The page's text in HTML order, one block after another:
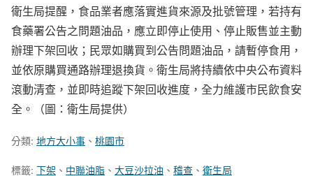
衛生局提醒，食品業者應落實進貨來源及批號管理，若持有
食藥署公告之問題油品，應立即停止使用、停止販售並主動
辦理下架回收；民眾如購買到公告問題油品，請暫停食用，
並依原購買通路辦理退換貨。衛生局將持續依中央公布資料
滾動清查，並即時追蹤下架回收進度，全力維護市民飲食安
全。（圖：衛生局提供）
分類: 地方大小事 、 桃園市
標籤: 下架 、 中聯油脂 、 大豆沙拉油 、 稽查 、 衛生局